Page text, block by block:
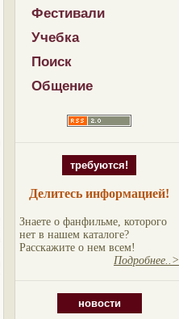
Фестивали
Учебка
Поиск
Общение
требуются!
Делитесь информацией!
Знаете о фанфильме, которого
нет в нашем каталоге?
Расскажите о нем всем!
Подробнее..>
новости